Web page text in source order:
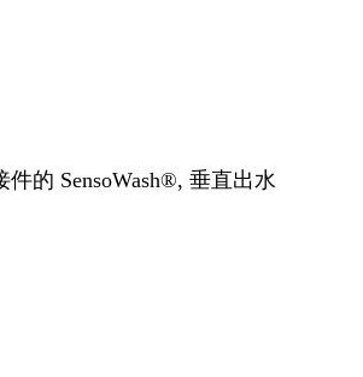
的 SensoWash®, 垂直出水